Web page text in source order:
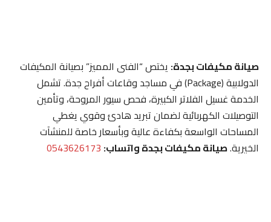
صيانة مكيفات بجدة:يختص “الفنى المميز” بصيانة المكيفات
الدولابية (Package) في مساجد وقاعات أفراح جدة. تشمل
الخدمة غسيل الفلاتر الكبيرة، فحص سيور المروحة، وتأمين
التوصيلات الكهربائية لضمان تبريد هادئ وقوي يغطي
المساحات الواسعة بكفاءة عالية وبأسعار خاصة للمنشآت
الخيرية.صيانة مكيفات بجدة واتساب:0543626173